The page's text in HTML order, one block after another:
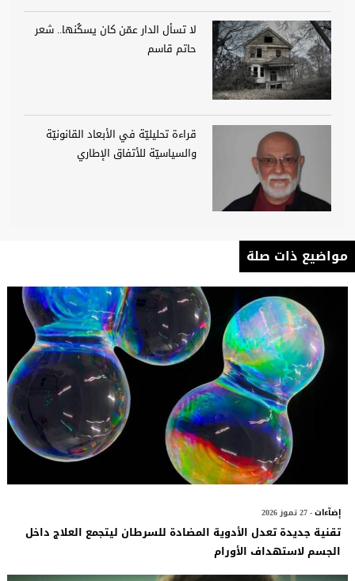
لا تسأل الدار عمّن كان يسكُنها.. شعر
حاتم قاسم
قراءة تحليليّة في الأبعاد القانونيّة
والسياسيّة للأتفاق الإطاري
مواضيع ذات صلة
إضآءات- 27 تموز 2026
تقنية جديدة تعدل الأدوية المضادة للسرطان ليتجمع العلاج داخل
الجسم لاستهداف الأورام